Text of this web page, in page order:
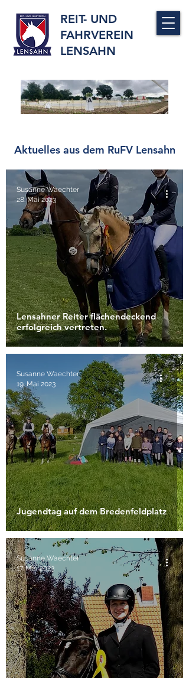
REIT- UND
FAHRVEREIN
LENSAHN
Aktuelles aus dem RuFV Lensahn
Lensahner Reiter flächendeckend
erfolgreich vertreten.
Susanne Waechter
28. Mai 2023
Jugendtag auf dem Bredenfeldplatz
Susanne Waechter
19. Mai 2023
Susanne Waechter
17. Mai 2023